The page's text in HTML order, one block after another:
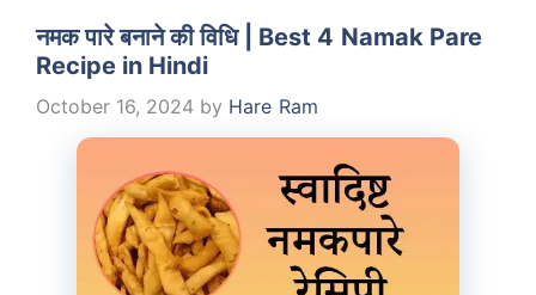
नमक पारे बनाने की विधि | Best 4 Namak Pare
Recipe in Hindi
October 16, 2024 by Hare Ram